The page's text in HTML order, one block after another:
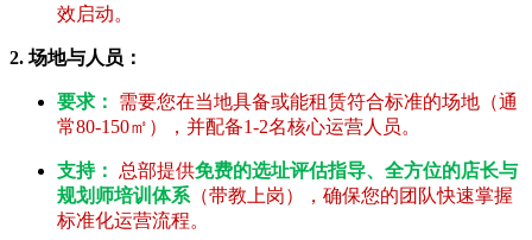
效启动。
2. 场地与人员：
要求：
需要您在当地具备或能租赁符合标准的场地（通
常80-150㎡），并配备1-2名核心运营人员。
支持： 总部提供免费的选址评估指导、全方位的店长与
规划师培训体系 （带教上岗），确保您的团队快速掌握
标准化运营流程。